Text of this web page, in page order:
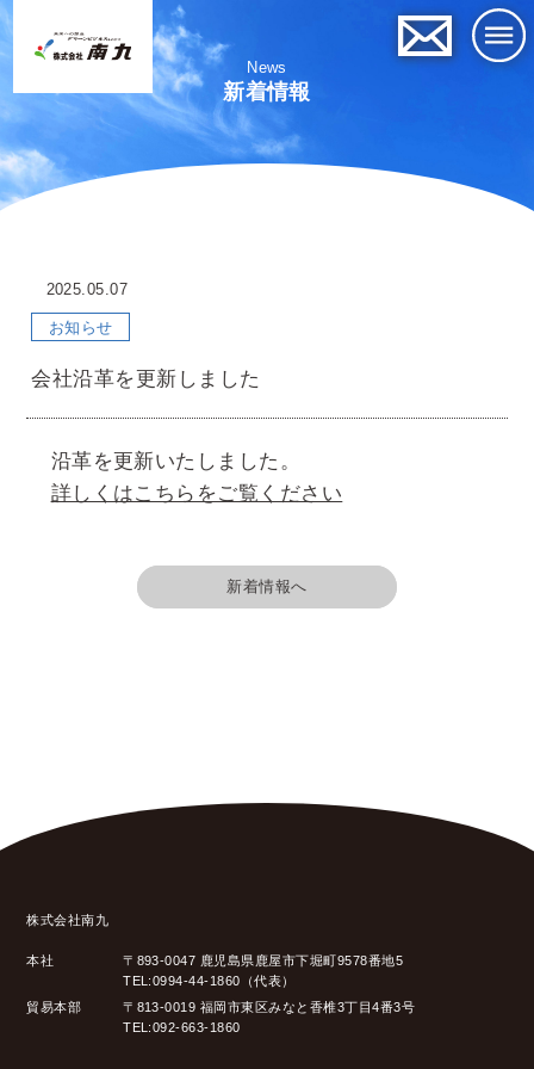
News
新着情報
2025.05.07
お知らせ
会社沿革を更新しました
沿革を更新いたしました。
詳しくはこちらをご覧ください
新着情報へ
株式会社南九
本社
〒893-0047 鹿児島県鹿屋市下堀町9578番地5
TEL:0994-44-1860（代表）
貿易本部
〒813-0019 福岡市東区みなと香椎3丁目4番3号
TEL:092-663-1860